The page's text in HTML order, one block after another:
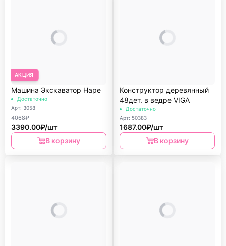
АКЦИЯ
Машина Экскаватор Hape
Достаточно
Арт: 3058
4068₽
3390.00₽/шт
В корзину
Конструктор деревянный
48дет. в ведре VIGA
Достаточно
Арт: 50383
1687.00₽/шт
В корзину